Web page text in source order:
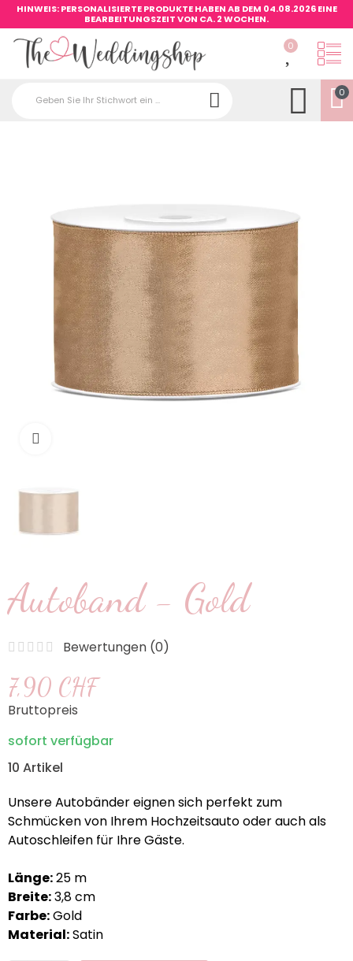
HINWEIS: PERSONALISIERTE PRODUKTE HABEN AB DEM 04.08.2026 EINE
BEARBEITUNGSZEIT VON CA. 2 WOCHEN.
0
0
Autoband - Gold
Bewertungen (0)
7,90 CHF
Bruttopreis
sofort verfügbar
10 Artikel
Unsere Autobänder eignen sich perfekt zum
Schmücken von Ihrem Hochzeitsauto oder auch als
Autoschleifen für Ihre Gäste.
Länge:25 m
Breite:3,8 cm
Farbe:Gold
Material:Satin